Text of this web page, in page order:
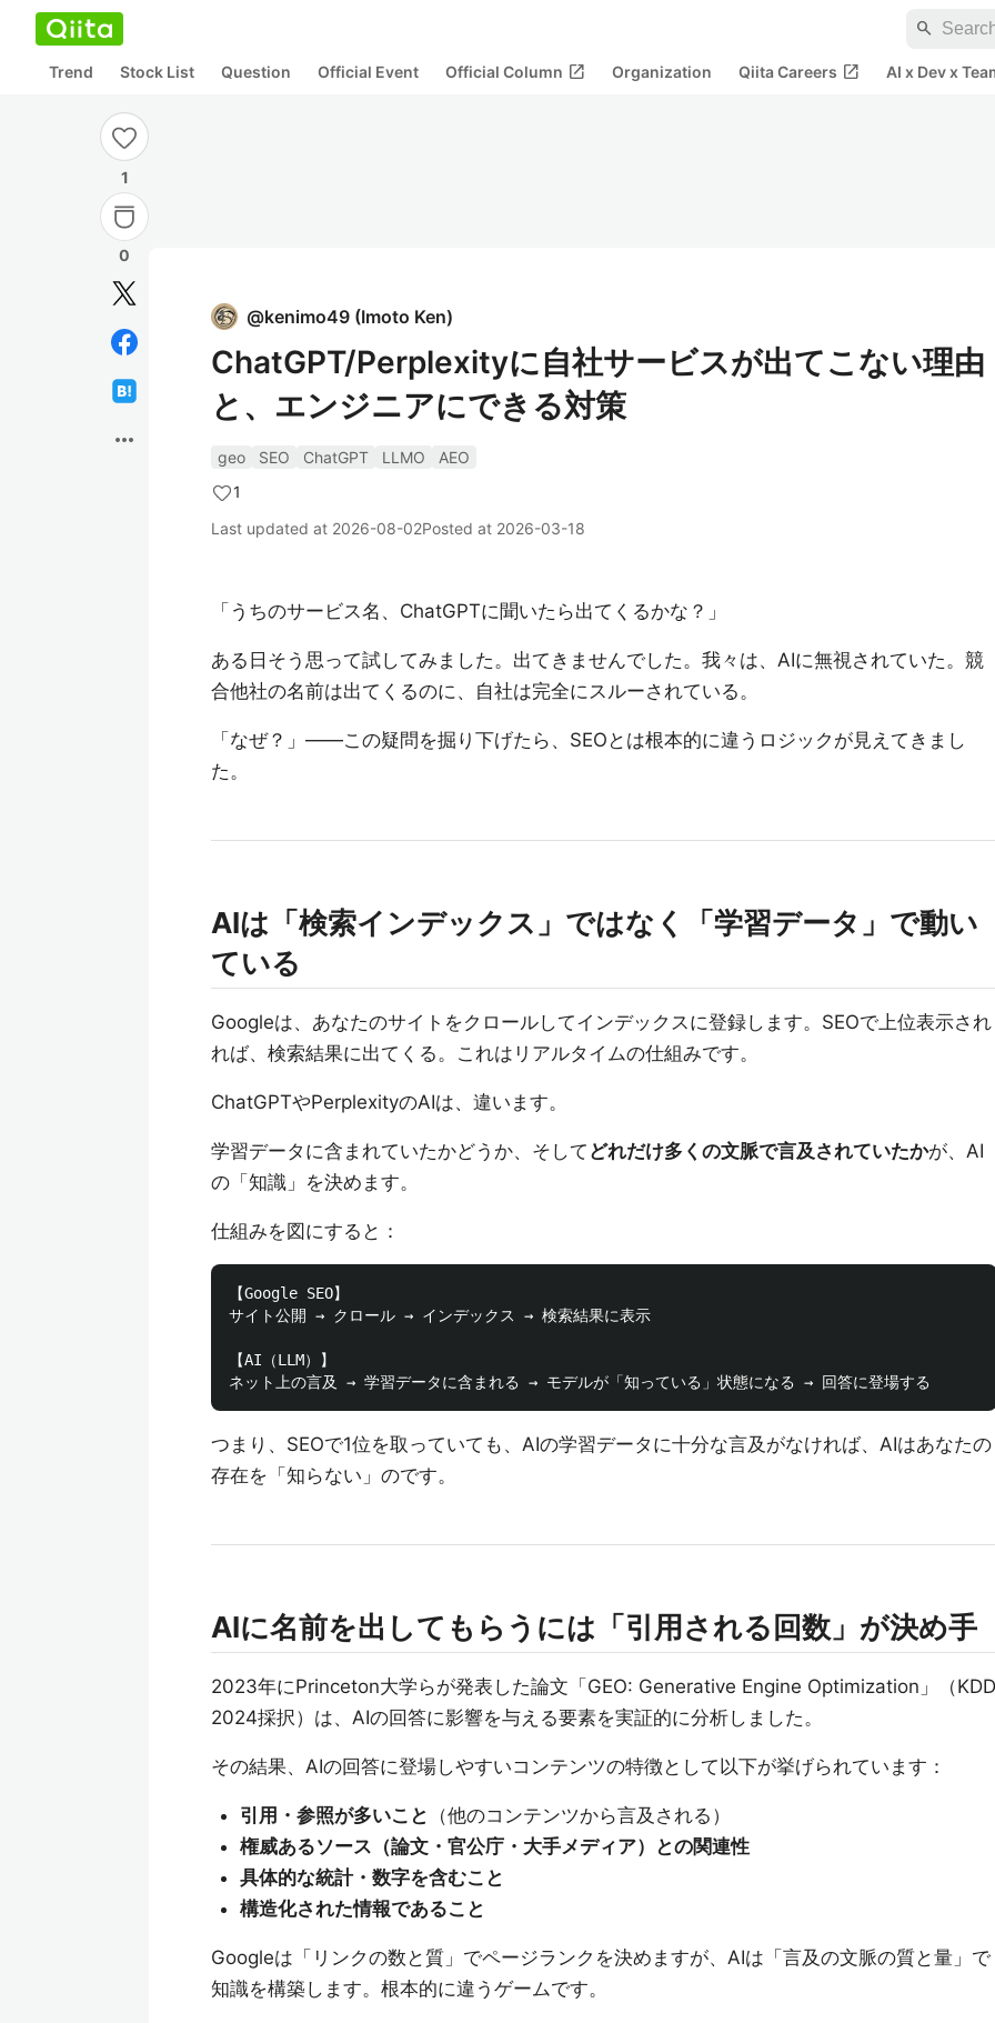
search
Trend Stock List Question Official Event Official Column open_in_new Organization Qiita Careers open_in_new AI x Dev x
1
0
more_horiz
@kenimo49 (Imoto Ken)
ChatGPT/Perplexityに自社サービスが出てこない理由
と、エンジニアにできる対策
geo SEO ChatGPT LLMO
AEO
1
Last updated at 2026-08-02Posted at 2026-03-18
「うちのサービス名、ChatGPTに聞いたら出てくるかな？」
ある日そう思って試してみました。出てきませんでした。我々は、AIに無視されていた。競
合他社の名前は出てくるのに、自社は完全にスルーされている。
「なぜ？」——この疑問を掘り下げたら、SEOとは根本的に違うロジックが見えてきまし
た。
AIは「検索インデックス」ではなく「学習データ」で動い
ている
Googleは、あなたのサイトをクロールしてインデックスに登録します。SEOで上位表示され
れば、検索結果に出てくる。これはリアルタイムの仕組みです。
ChatGPTやPerplexityのAIは、違います。
学習データに含まれていたかどうか、そして どれだけ多くの文脈で言及されていたかが、AI
の「知識」を決めます。
仕組みを図にすると：
【Google SEO】
サイト公開 → クロール → インデックス → 検索結果に表示
【AI（LLM）】
つまり、SEOで1位を取っていても、AIの学習データに十分な言及がなければ、AIはあなたの
存在を「知らない」のです。
AIに名前を出してもらうには「引用される回数」が決め手
2023年にPrinceton大学らが発表した論文「GEO: Generative Engine Optimization」（KDD
2024採択）は、AIの回答に影響を与える要素を実証的に分析しました。
その結果、AIの回答に登場しやすいコンテンツの特徴として以下が挙げられています：
引用・参照が多いこと
（他のコンテンツから言及される）
権威あるソース（論文・官公庁・大手メディア）との関連性
具体的な統計・数字を含むこと
構造化された情報であること
Googleは「リンクの数と質」でページランクを決めますが、AIは「言及の文脈の質と量」で
知識を構築します。根本的に違うゲームです。